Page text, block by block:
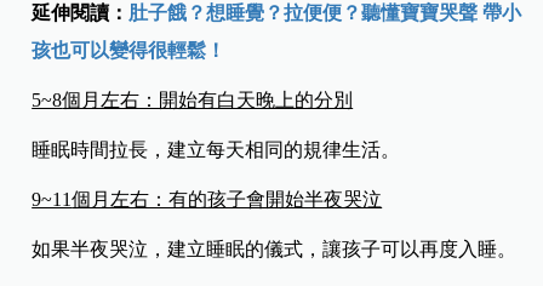
延伸閱讀： 肚子餓？想睡覺？拉便便？聽懂寶寶哭聲 帶小
孩也可以變得很輕鬆！
5~8個月左右：開始有白天晚上的分別
睡眠時間拉長，建立每天相同的規律生活。
9~11個月左右：有的孩子會開始半夜哭泣
如果半夜哭泣，建立睡眠的儀式，讓孩子可以再度入睡。